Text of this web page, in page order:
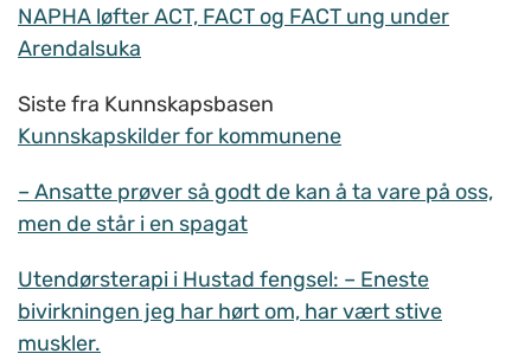
NAPHA løfter ACT, FACT og FACT ung under
Arendalsuka
Siste fra Kunnskapsbasen
Kunnskapskilder for kommunene
– Ansatte prøver så godt de kan å ta vare på oss,
men de står i en spagat
Utendørsterapi i Hustad fengsel: – Eneste
bivirkningen jeg har hørt om, har vært stive
muskler.